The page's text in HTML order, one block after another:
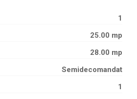
1
25.00 mp
28.00 mp
Semidecomandat
1